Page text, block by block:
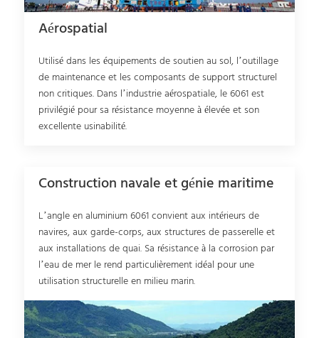
Aérospatial
Utilisé dans les équipements de soutien au sol, l’outillage
de maintenance et les composants de support structurel
non critiques. Dans l’industrie aérospatiale, le 6061 est
privilégié pour sa résistance moyenne à élevée et son
excellente usinabilité.
Construction navale et génie maritime
L’angle en aluminium 6061 convient aux intérieurs de
navires, aux garde-corps, aux structures de passerelle et
aux installations de quai. Sa résistance à la corrosion par
l’eau de mer le rend particulièrement idéal pour une
utilisation structurelle en milieu marin.